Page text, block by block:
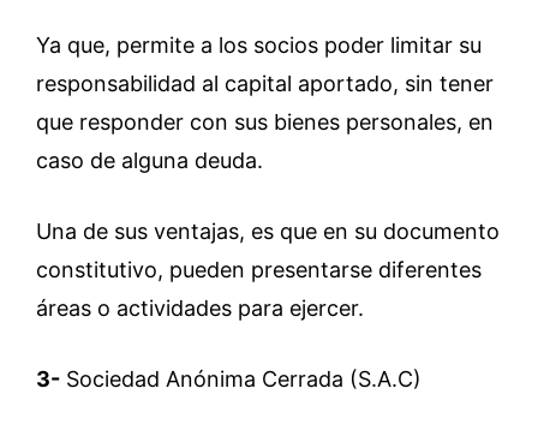
Ya que, permite a los socios poder limitar su
responsabilidad al capital aportado, sin tener
que responder con sus bienes personales, en
caso de alguna deuda.
Una de sus ventajas, es que en su documento
constitutivo, pueden presentarse diferentes
áreas o actividades para ejercer.
3- Sociedad Anónima Cerrada (S.A.C)